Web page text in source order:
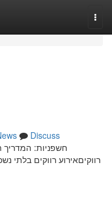
Discuss
חשפניות:
רווקיםאירוע רווקים בלתי